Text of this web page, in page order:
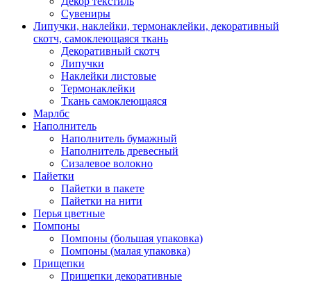
Сувениры
Липучки, наклейки, термонаклейки, декоративный
скотч, самоклеющаяся ткань
Декоративный скотч
Липучки
Наклейки листовые
Термонаклейки
Ткань самоклеющаяся
Марлбс
Наполнитель
Наполнитель бумажный
Наполнитель древесный
Сизалевое волокно
Пайетки
Пайетки в пакете
Пайетки на нити
Перья цветные
Помпоны
Помпоны (большая упаковка)
Помпоны (малая упаковка)
Прищепки
Прищепки декоративные